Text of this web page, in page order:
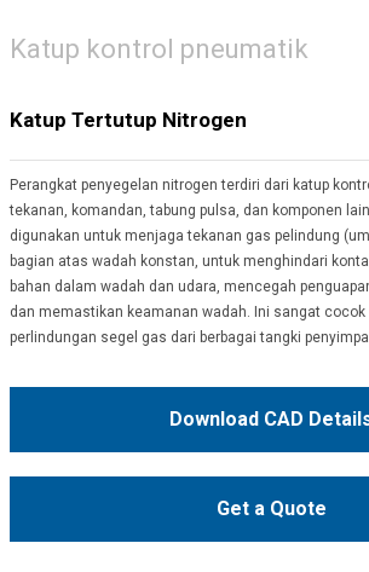
Katup kontroI pneumatik
Katup Tertutup Nitrogen
Perangkat penyegelan nitrogen terdiri dari katup
tekanan, komandan, tabung pulsa, dan komponen
digunakan untuk menjaga tekanan gas pelindung
bagian atas wadah konstan, untuk menghindari
bahan dalam wadah dan udara, mencegah
dan memastikan keamanan wadah. Ini sangat
perlindungan segel gas dari berbagai tangki
Download CAD
Get a Quote